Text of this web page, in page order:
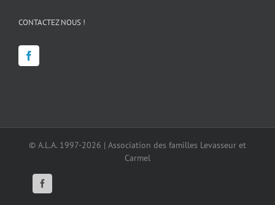
CONTACTEZ NOUS !
© A.L.A. 1997-2026 | Association des familles Levasseur et
Carmel
Facebook